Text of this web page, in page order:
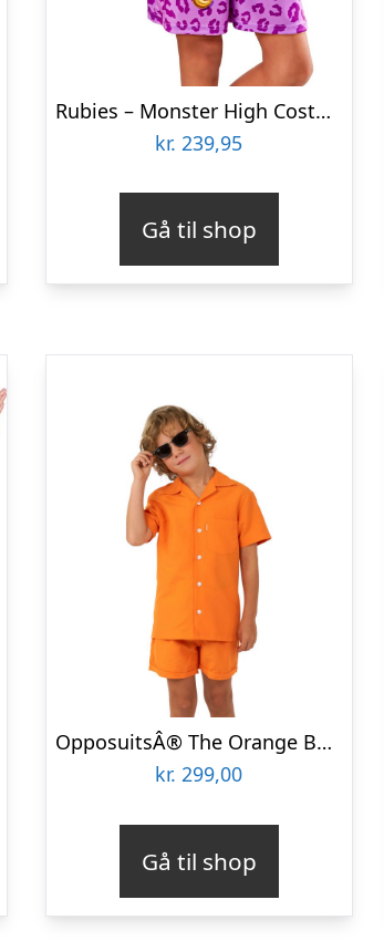
Rubies – Monster High Costume – Clawdeen Wolf (134-140 Cm)
kr. 239,95
Gå til shop
OpposuitsÂ® The Orange Børne Sommersæt
kr. 299,00
Gå til shop